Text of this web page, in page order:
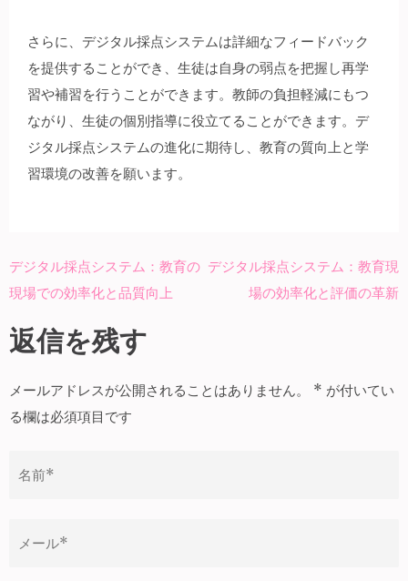
さらに、デジタル採点システムは詳細なフィードバック
を提供することができ、生徒は自身の弱点を把握し再学
習や補習を行うことができます。教師の負担軽減にもつ
ながり、生徒の個別指導に役立てることができます。デ
ジタル採点システムの進化に期待し、教育の質向上と学
習環境の改善を願います。
投
ナ
ビ
ゲ
ー
ョ
デジタル採点システム：教育の
現場での効率化と品質向上
デジタル採点システム：教育現
場の効率化と評価の革新
返信を残す
メールアドレスが公開されることはありません。 * が付いてい
る欄は必須項目です